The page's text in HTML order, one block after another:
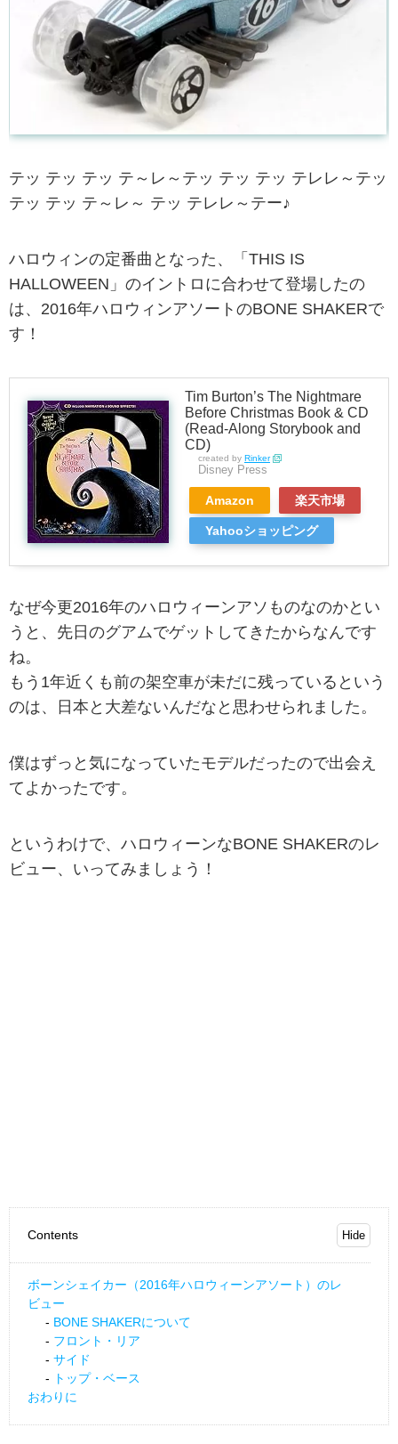
テッ テッ テッ テ～レ～テッ テッ テッ テレレ～テッ
テッ テッ テ～レ～ テッ テレレ～テー♪
ハロウィンの定番曲となった、「THIS IS
HALLOWEEN」のイントロに合わせて登場したの
は、2016年ハロウィンアソートのBONE SHAKERで
す！
Tim Burton’s The Nightmare
Before Christmas Book & CD
(Read-Along Storybook and
CD)
created by Rinker
Disney Press
Amazon 楽天市場
Yahooショッピング
なぜ今更2016年のハロウィーンアソものなのかとい
うと、先日のグアムでゲットしてきたからなんです
ね。
もう1年近くも前の架空車が未だに残っているという
のは、日本と大差ないんだなと思わせられました。
僕はずっと気になっていたモデルだったので出会え
てよかったです。
というわけで、ハロウィーンなBONE SHAKERのレ
ビュー、いってみましょう！
Contents
ボーンシェイカー（2016年ハロウィーンアソート）のレ
ビュー
BONE SHAKERについて
フロント・リア
サイド
トップ・ベース
おわりに